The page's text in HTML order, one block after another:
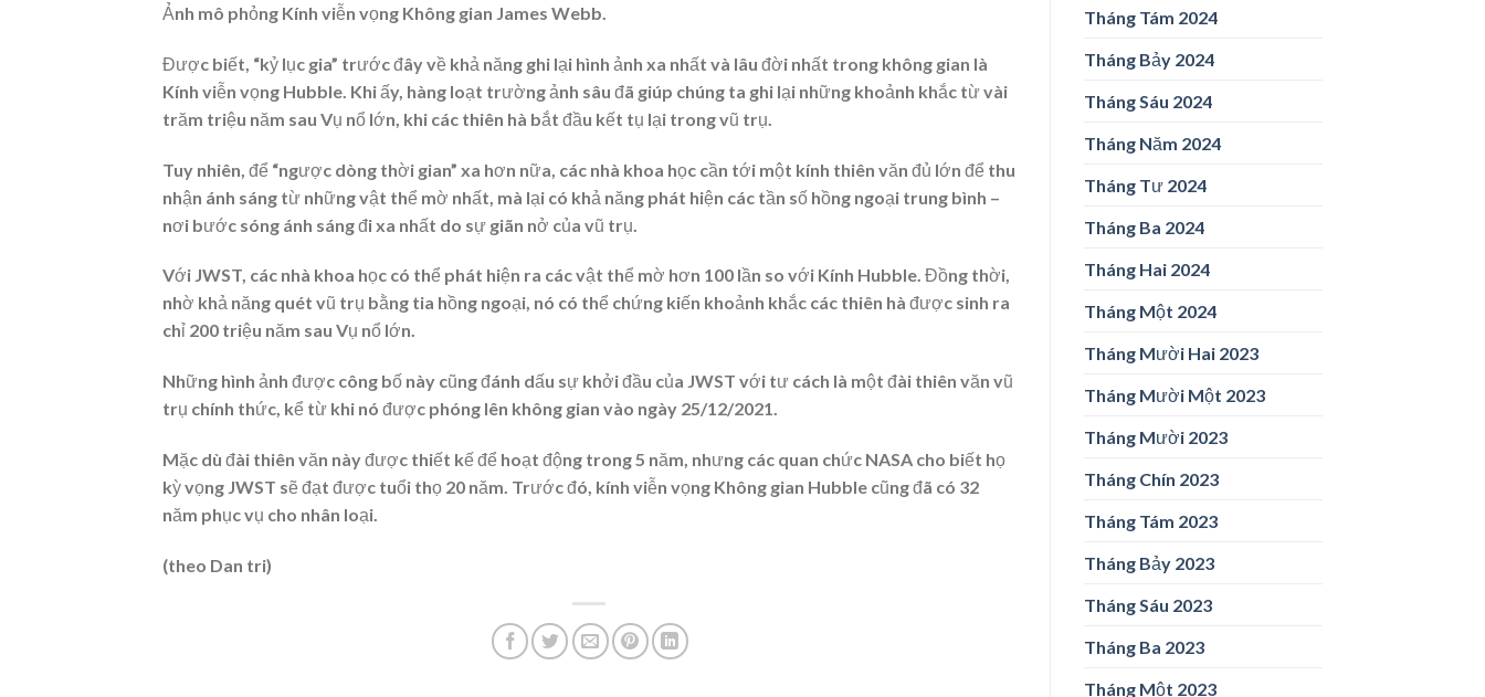
Ảnh mô phỏng Kính viễn vọng Không gian James Webb.
Được biết, “kỷ lục gia” trước đây về khả năng ghi lại hình ảnh xa nhất và lâu đời nhất trong không gian là
Kính viễn vọng Hubble. Khi ấy, hàng loạt trường ảnh sâu đã giúp chúng ta ghi lại những khoảnh khắc từ vài
trăm triệu năm sau Vụ nổ lớn, khi các thiên hà bắt đầu kết tụ lại trong vũ trụ.
Tuy nhiên, để “ngược dòng thời gian” xa hơn nữa, các nhà khoa học cần tới một kính thiên văn đủ lớn để thu
nhận ánh sáng từ những vật thể mờ nhất, mà lại có khả năng phát hiện các tần số hồng ngoại trung bình –
nơi bước sóng ánh sáng đi xa nhất do sự giãn nở của vũ trụ.
Với JWST, các nhà khoa học có thể phát hiện ra các vật thể mờ hơn 100 lần so với Kính Hubble. Đồng thời,
nhờ khả năng quét vũ trụ bằng tia hồng ngoại, nó có thể chứng kiến khoảnh khắc các thiên hà được sinh ra
chỉ 200 triệu năm sau Vụ nổ lớn.
Những hình ảnh được công bố này cũng đánh dấu sự khởi đầu của JWST với tư cách là một đài thiên văn vũ
trụ chính thức, kể từ khi nó được phóng lên không gian vào ngày 25/12/2021.
Mặc dù đài thiên văn này được thiết kế để hoạt động trong 5 năm, nhưng các quan chức NASA cho biết họ
kỳ vọng JWST sẽ đạt được tuổi thọ 20 năm. Trước đó, kính viễn vọng Không gian Hubble cũng đã có 32
năm phục vụ cho nhân loại.
(theo Dan tri)
Tháng Tám 2024
Tháng Bảy 2024
Tháng Sáu 2024
Tháng Năm 2024
Tháng Tư 2024
Tháng Ba 2024
Tháng Hai 2024
Tháng Một 2024
Tháng Mười Hai 2023
Tháng Mười Một 2023
Tháng Mười 2023
Tháng Chín 2023
Tháng Tám 2023
Tháng Bảy 2023
Tháng Sáu 2023
Tháng Ba 2023
Tháng Một 2023